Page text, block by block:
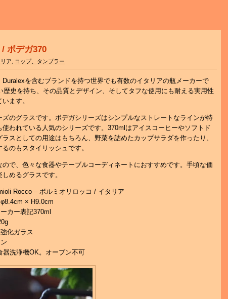
ボデガ370
ア コップ、タンブラー
を含むブランドを持つ世界でも有数のイタリアの瓶メーカーで
歴史を持ち、その品質とデザイン、そしてタフな使用にも耐える実用性
ます。
ズのグラスです。ボデガシリーズはシンプルなストレートなラインが特
われている人気のシリーズです。370mlはアイスコーヒーやソフトド
ラスとしての用途はもちろん、野菜を詰めたカップサラダを作ったり、
のもスタイリッシュです。
ので、色々な食器やテーブルコーディネートにおすすめです。手頃な価
めるグラスです。
Rocco – ボルミオリロッコ / イタリア
× H9.0cm
カー表記370ml
化ガラス
器洗浄機OK。オーブン不可